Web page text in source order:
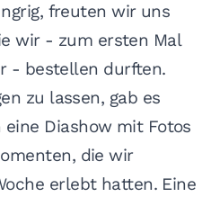
freuten wir uns
wir - zum ersten Mal
- bestellen durften.
zu lassen, gab es
Diashow mit Fotos
die wir
erlebt hatten. Eine